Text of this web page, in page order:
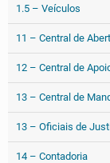
1.5 – Veículos
11 – Central de
12 – Central de
13 – Central de
13 – Oficiais de
14 – Contadoria